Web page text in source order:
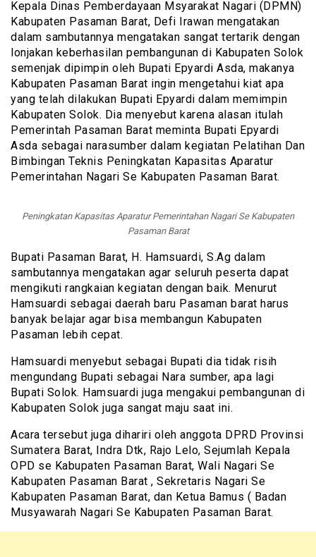
Kepala Dinas Pemberdayaan Msyarakat Nagari (DPMN)
Kabupaten Pasaman Barat, Defi Irawan mengatakan
dalam sambutannya mengatakan sangat tertarik dengan
lonjakan keberhasilan pembangunan di Kabupaten Solok
semenjak dipimpin oleh Bupati Epyardi Asda, makanya
Kabupaten Pasaman Barat ingin mengetahui kiat apa
yang telah dilakukan Bupati Epyardi dalam memimpin
Kabupaten Solok. Dia menyebut karena alasan itulah
Pemerintah Pasaman Barat meminta Bupati Epyardi
Asda sebagai narasumber dalam kegiatan Pelatihan Dan
Bimbingan Teknis Peningkatan Kapasitas Aparatur
Pemerintahan Nagari Se Kabupaten Pasaman Barat.
Peningkatan Kapasitas Aparatur Pemerintahan Nagari Se Kabupaten
Pasaman Barat
Bupati Pasaman Barat, H. Hamsuardi, S.Ag dalam
sambutannya mengatakan agar seluruh peserta dapat
mengikuti rangkaian kegiatan dengan baik. Menurut
Hamsuardi sebagai daerah baru Pasaman barat harus
banyak belajar agar bisa membangun Kabupaten
Pasaman lebih cepat.
Hamsuardi menyebut sebagai Bupati dia tidak risih
mengundang Bupati sebagai Nara sumber, apa lagi
Bupati Solok. Hamsuardi juga mengakui pembangunan di
Kabupaten Solok juga sangat maju saat ini.
Acara tersebut juga dihariri oleh anggota DPRD Provinsi
Sumatera Barat, Indra Dtk, Rajo Lelo, Sejumlah Kepala
OPD se Kabupaten Pasaman Barat, Wali Nagari Se
Kabupaten Pasaman Barat , Sekretaris Nagari Se
Kabupaten Pasaman Barat, dan Ketua Bamus ( Badan
Musyawarah Nagari Se Kabupaten Pasaman Barat.